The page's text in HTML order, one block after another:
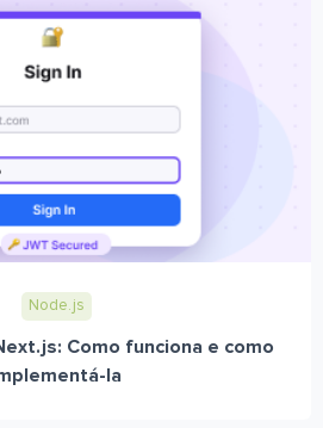
Node.js
Como funciona e como
la